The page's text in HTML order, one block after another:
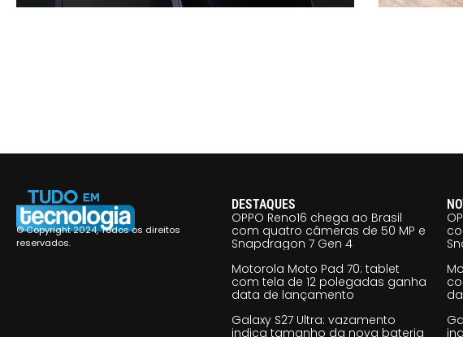
© Copyright 2024, Todos os direitos
reservados.
DESTAQUES
OPPO Reno16 chega ao Brasil
com quatro câmeras de 50 MP e
Snapdragon 7 Gen 4
Motorola Moto Pad 70: tablet
com tela de 12 polegadas ganha
data de lançamento
Galaxy S27 Ultra: vazamento
indica tamanho da nova bateria